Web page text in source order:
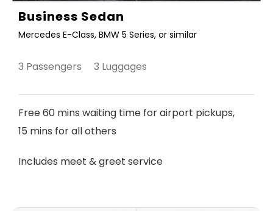
Business Sedan
Mercedes E-Class, BMW 5 Series, or similar
3 Passengers 3 Luggages
Free 60 mins waiting time for airport pickups,
15 mins for all others
Includes meet & greet service